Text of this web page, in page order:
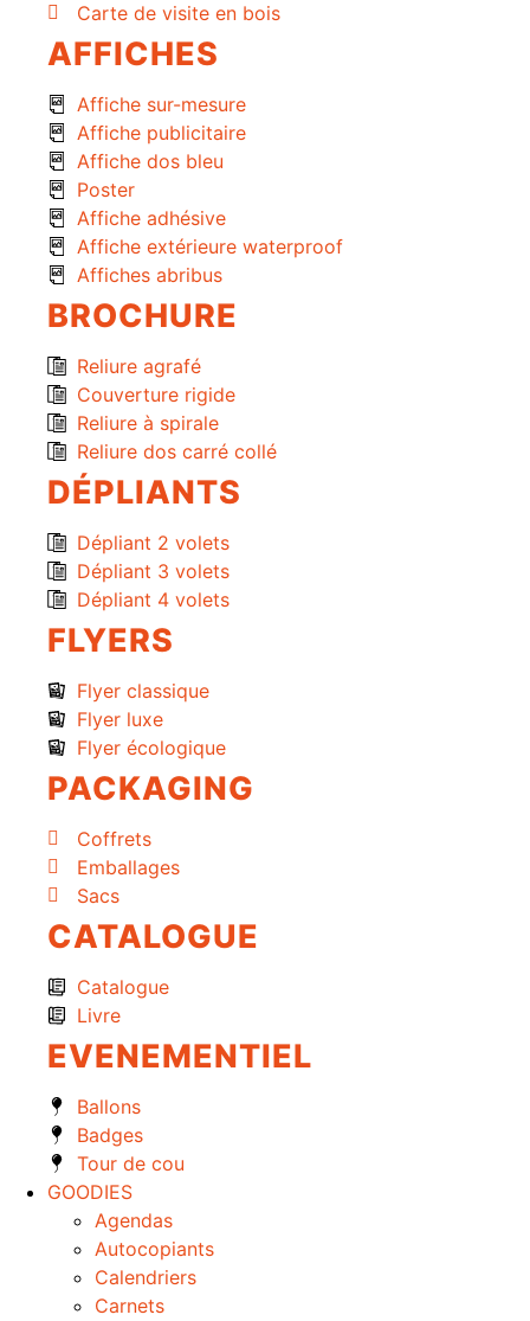
Carte de visite en bois
AFFICHES
Affiche sur-mesure
Affiche publicitaire
Affiche dos bleu
Poster
Affiche adhésive
Affiche extérieure waterproof
Affiches abribus
BROCHURE
Reliure agrafé
Couverture rigide
Reliure à spirale
Reliure dos carré collé
DÉPLIANTS
Dépliant 2 volets
Dépliant 3 volets
Dépliant 4 volets
FLYERS
Flyer classique
Flyer luxe
Flyer écologique
PACKAGING
Coffrets
Emballages
Sacs
CATALOGUE
Catalogue
Livre
EVENEMENTIEL
Ballons
Badges
Tour de cou
GOODIES
Agendas
Autocopiants
Calendriers
Carnets